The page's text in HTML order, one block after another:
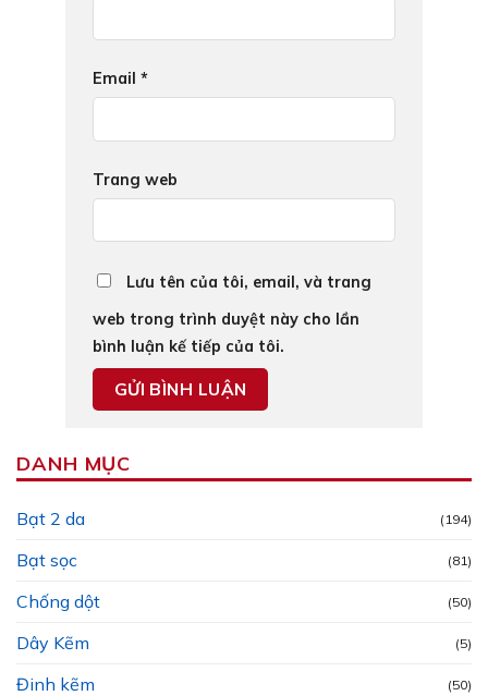
Email *
Trang web
Lưu tên của tôi, email, và trang
web trong trình duyệt này cho lần
bình luận kế tiếp của tôi.
DANH MỤC
Bạt 2 da (194)
Bạt sọc (81)
Chống dột (50)
Dây Kẽm (5)
Đinh kẽm (50)